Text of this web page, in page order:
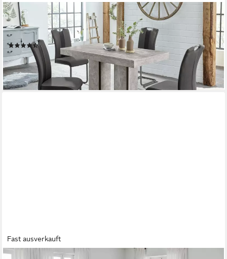
HELA
Essgruppe ROSE, (Set, 5-tlg), bestehend aus einem Tisch 140-
180 cm und 4 Stühlen
(122)
462,82 € UVP 952,99 €
-51%
lieferbar - in 9-11 Werktagen bei dir
Fast ausverkauft